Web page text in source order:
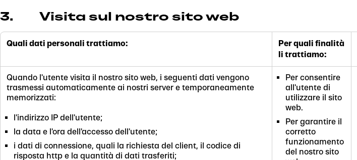
3. Visita sul nostro sito web
Quali dati personali trattiamo:
Per quali finalità
li trattiamo:
Quando l'utente visita il nostro sito web, i seguenti dati vengono
trasmessi automaticamente ai nostri server e temporaneamente
memorizzati:
l'indirizzo IP dell'utente;
la data e l'ora dell'accesso dell'utente;
i dati di connessione, quali la richiesta del client, il codice di
risposta http e la quantità di dati trasferiti;
Per consentire
all'utente di
utilizzare il sito
web.
Per garantire il
corretto
funzionamento
del nostro sito